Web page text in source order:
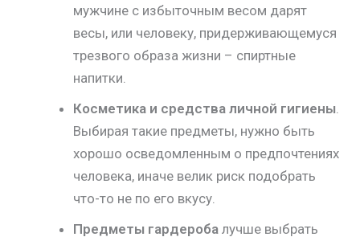
мужчине с избыточным весом дарят
весы, или человеку, придерживающемуся
трезвого образа жизни – спиртные
напитки.
Косметика и средства личной гигиены
Выбирая такие предметы, нужно быть
хорошо осведомленным о предпочтениях
человека, иначе велик риск подобрать
что-то не по его вкусу.
Предметы гардероба лучше выбрать